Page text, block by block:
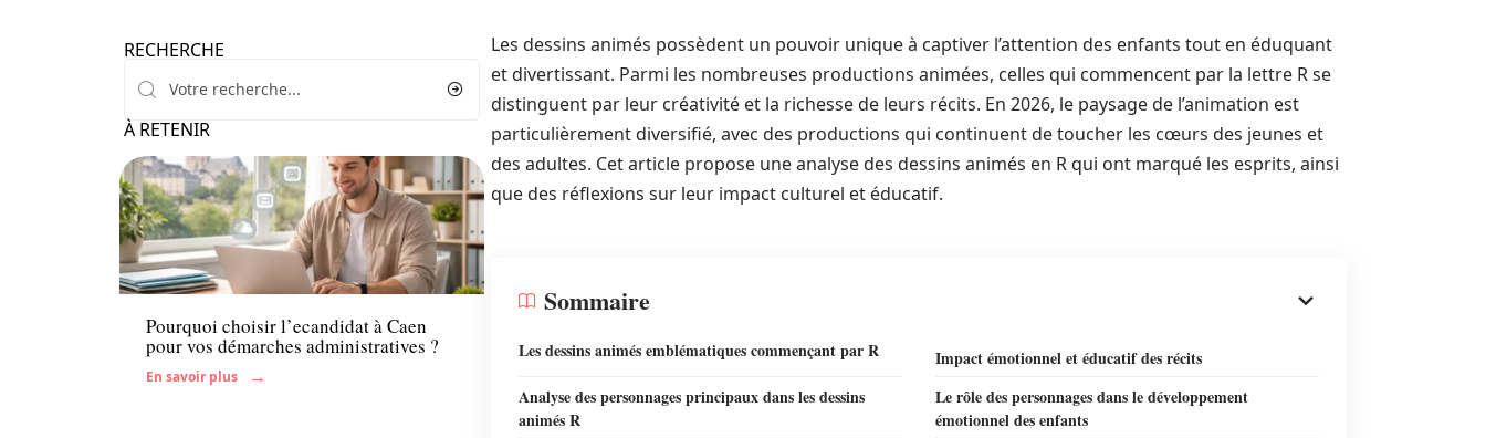
RECHERCHE
À RETENIR
Actu
Pourquoi choisir l’ecandidat à Caen
pour vos démarches administratives ?
En savoir plus
Les dessins animés possèdent un pouvoir unique à captiver l’attention des enfants tout en éduquant
et divertissant. Parmi les nombreuses productions animées, celles qui commencent par la lettre R se
distinguent par leur créativité et la richesse de leurs récits. En 2026, le paysage de l’animation est
particulièrement diversifié, avec des productions qui continuent de toucher les cœurs des jeunes et
des adultes. Cet article propose une analyse des dessins animés en R qui ont marqué les esprits, ainsi
que des réflexions sur leur impact culturel et éducatif.
Sommaire
Les dessins animés emblématiques commençant par R
Impact émotionnel et éducatif des récits
Analyse des personnages principaux dans les dessins
animés R
Le rôle des personnages dans le développement
émotionnel des enfants